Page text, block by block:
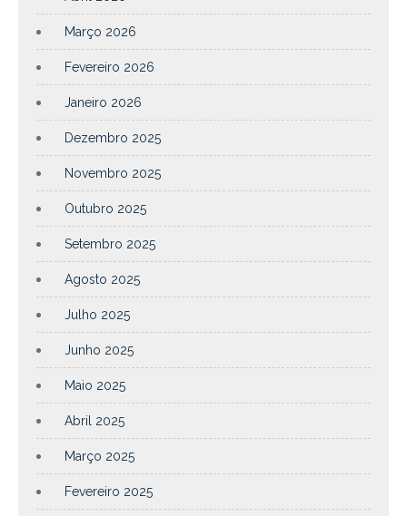
Março 2026
Fevereiro 2026
Janeiro 2026
Dezembro 2025
Novembro 2025
Outubro 2025
Setembro 2025
Agosto 2025
Julho 2025
Junho 2025
Maio 2025
Abril 2025
Março 2025
Fevereiro 2025